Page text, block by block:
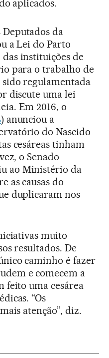
aplicados.
da
a Lei do Parto
instituições de
para o trabalho de
regulamentada
discute uma lei
Em 2016, o
) anunciou a
do Nascido
cesáreas tinham
o Senado
ao Ministério da
as causas do
duplicaram nos
muito
resultados. De
caminho é fazer
e comecem a
feito uma cesárea
“Os
atenção”, diz.